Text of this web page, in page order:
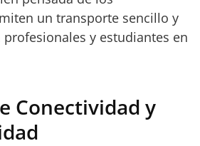
un transporte sencillo y
y estudiantes en
Conectividad y